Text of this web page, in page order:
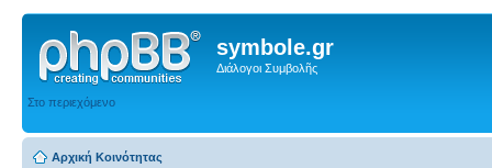
symbole.gr
Διάλογοι Συμβολῆς
Στο περιεχόμενο
Αρχική Κοινότητας